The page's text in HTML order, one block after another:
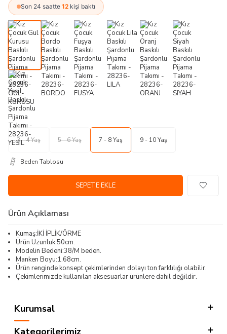
Son 24 saatte 12 kişi baktı
3 - 4 Yaş 5 - 6 Yaş 7 - 8 Yaş 9 - 10 Yaş
Beden Tablosu
SEPETE EKLE
Ürün Açıklaması
Kumaş:İKİ İPLİK/ÖRME
Ürün Uzunluk:50cm.
Modelin Bedeni:38/M beden.
Manken Boyu:1.68cm.
Ürün renginde konsept çekimlerinden dolayı ton farklılığı olabilir.
Çekimlerimizde kullanılan aksesuarlar ürünlere dahil değildir.
Kurumsal
Kategorilerimiz